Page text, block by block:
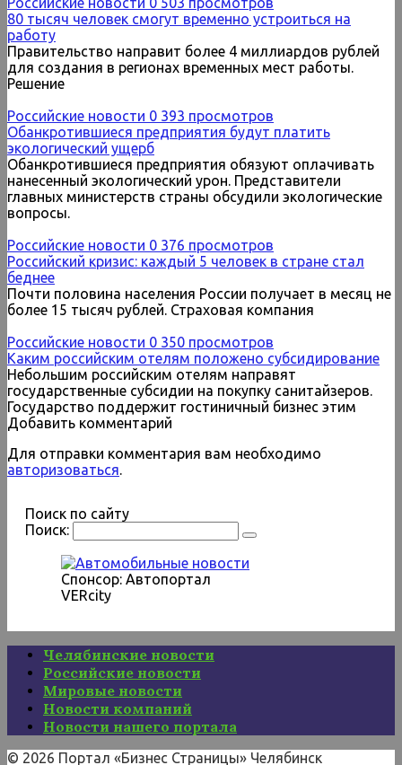
80 тысяч человек смогут временно устроиться на
работу
Правительство направит более 4 миллиардов рублей
для создания в регионах временных мест работы.
Решение
Российские новости 0 393 просмотров
Обанкротившиеся предприятия будут платить
экологический ущерб
Обанкротившиеся предприятия обязуют оплачивать
нанесенный экологический урон. Представители
главных министерств страны обсудили экологические
вопросы.
Российские новости 0 376 просмотров
Российский кризис: каждый 5 человек в стране стал
беднее
Почти половина населения России получает в месяц не
более 15 тысяч рублей. Страховая компания
Российские новости 0 350 просмотров
Каким российским отелям положено субсидирование
Небольшим российским отелям направят
государственные субсидии на покупку санитайзеров.
Государство поддержит гостиничный бизнес этим
Добавить комментарий
Для отправки комментария вам необходимо
авторизоваться.
Поиск по сайту
Поиск:
Спонсор: Автопортал
VERcity
Челябинские новости
Российские новости
Мировые новости
Новости компаний
Новости нашего портала
© 2026 Портал «Бизнес Страницы» Челябинск